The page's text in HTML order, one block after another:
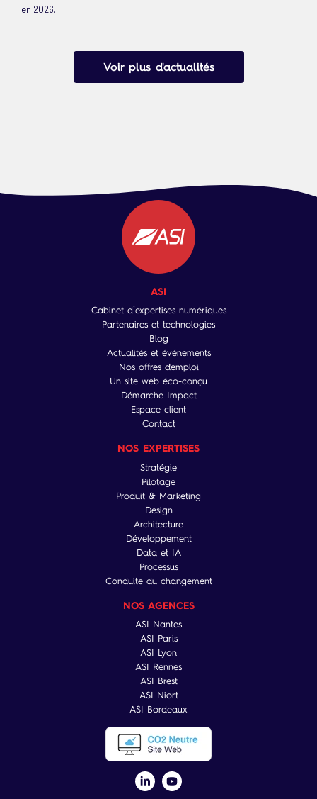
en 2026.
Voir plus d'actualités
ASI
Cabinet d’expertises numériques
Partenaires et technologies
Blog
Actualités et événements
Nos offres d'emploi
Un site web éco-conçu
Démarche Impact
Espace client
Contact
NOS EXPERTISES
Stratégie
Pilotage
Produit & Marketing
Design
Architecture
Développement
Data et IA
Processus
Conduite du changement
NOS AGENCES
ASI Nantes
ASI Paris
ASI Lyon
ASI Rennes
ASI Brest
ASI Niort
ASI Bordeaux